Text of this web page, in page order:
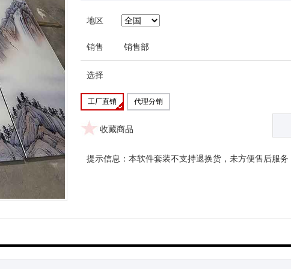
地区
销售 销售部
选择
工厂直销 代理分销
收藏商品
提示信息：本软件套装不支持退换货，未方便售后服